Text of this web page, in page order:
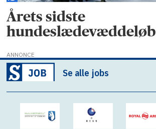
Årets sidste
hundeslædevæddeløb
ANNONCE
Se alle jobs